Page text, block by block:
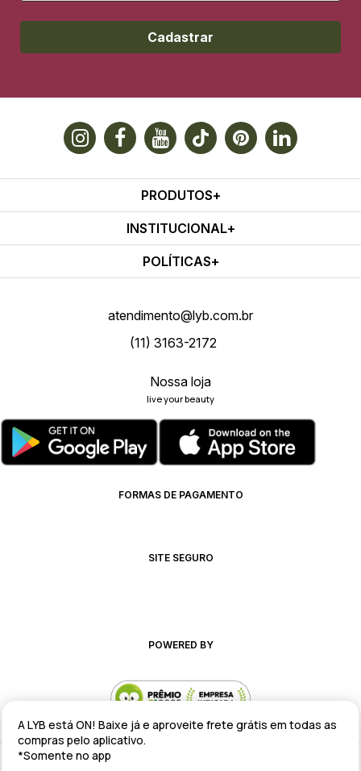
Cadastrar
PRODUTOS
INSTITUCIONAL
POLÍTICAS
atendimento@lyb.com.br
(11) 3163-2172
Nossa loja
live your beauty
FORMAS DE PAGAMENTO
SITE SEGURO
POWERED BY
Alteração de preços e condições comerciais estão sujeitas a alteração
A LYB está ON! Baixe já e aproveite frete grátis em todas as
compras pelo aplicativo.
*Somente no app